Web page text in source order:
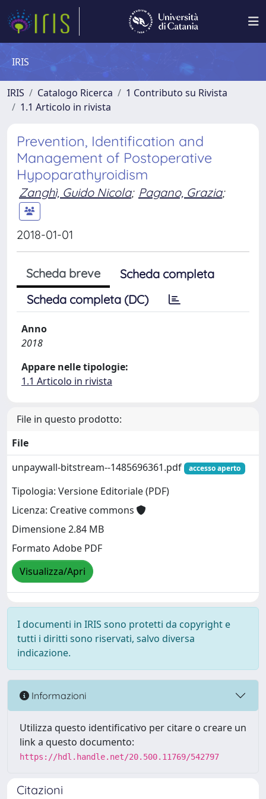
IRIS
IRIS Catalogo Ricerca
1 Contributo su Rivista
1.1 Articolo in rivista
Prevention, Identification and
Management of Postoperative
Hypoparathyroidism
Zanghì, Guido Nicola; Pagano, Grazia;
2018-01-01
Scheda breve
Scheda completa
Scheda completa (DC)
Anno
2018
Appare nelle tipologie:
1.1 Articolo in rivista
File in questo prodotto:
File
unpaywall-bitstream--1485696361.pdf
accesso aperto
Tipologia: Versione Editoriale (PDF)
Licenza: Creative commons
Dimensione 2.84 MB
Formato Adobe PDF
Visualizza/Apri
I documenti in IRIS sono protetti da copyright e
tutti i diritti sono riservati, salvo diversa
indicazione.
Informazioni
Utilizza questo identificativo per citare o creare un
link a questo documento:
https://hdl.handle.net/20.500.11769/542797
Citazioni